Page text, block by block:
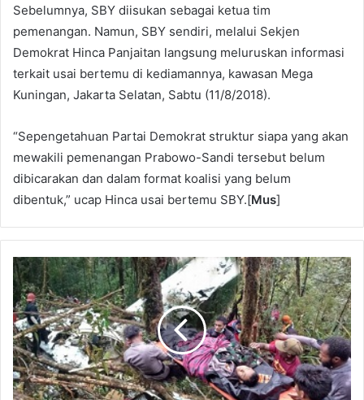
Sebelumnya, SBY diisukan sebagai ketua tim
pemenangan. Namun, SBY sendiri, melalui Sekjen
Demokrat Hinca Panjaitan langsung meluruskan informasi
terkait usai bertemu di kediamannya, kawasan Mega
Kuningan, Jakarta Selatan, Sabtu (11/8/2018).
“Sepengetahuan Partai Demokrat struktur siapa yang akan
mewakili pemenangan Prabowo-Sandi tersebut belum
dibicarakan dan dalam format koalisi yang belum
dibentuk,” ucap Hinca usai bertemu SBY.[Mus]